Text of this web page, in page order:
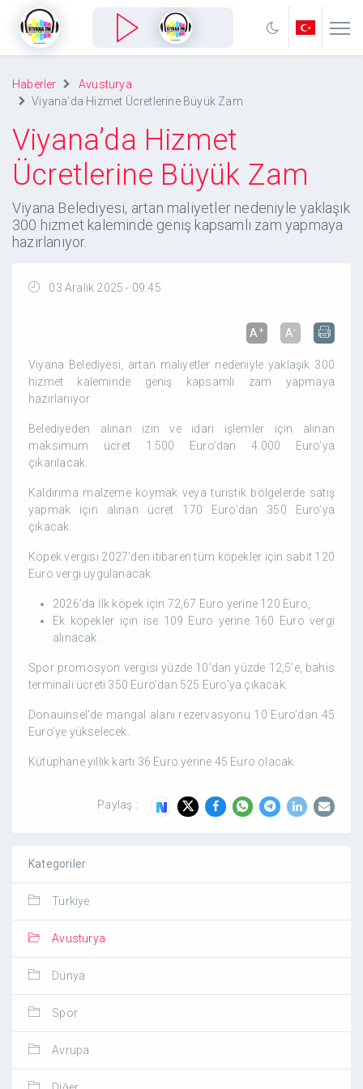
Haberler
Avusturya
Viyana’da Hizmet Ücretlerine Büyük Zam
Viyana’da Hizmet
Ücretlerine Büyük Zam
Viyana Belediyesi, artan maliyetler nedeniyle yaklaşık
300 hizmet kaleminde geniş kapsamlı zam yapmaya
hazırlanıyor.
03 Aralık 2025 - 09:45
A+ A-
Viyana Belediyesi, artan maliyetler nedeniyle yaklaşık 300
hizmet kaleminde geniş kapsamlı zam yapmaya
hazırlanıyor.
Belediyeden alınan izin ve idari işlemler için alınan
maksimum ücret 1.500 Euro’dan 4.000 Euro’ya
çıkarılacak.
Kaldırıma malzeme koymak veya turistik bölgelerde satış
yapmak için alınan ücret 170 Euro’dan 350 Euro’ya
çıkacak.
Köpek vergisi 2027’den itibaren tüm köpekler için sabit 120
Euro vergi uygulanacak.
2026’da İlk köpek için 72,67 Euro yerine 120 Euro,
Ek köpekler için ise 109 Euro yerine 160 Euro vergi
alınacak.
Spor promosyon vergisi yüzde 10’dan yüzde 12,5’e, bahis
terminali ücreti 350 Euro’dan 525 Euro’ya çıkacak.
Donauinsel’de mangal alanı rezervasyonu 10 Euro’dan 45
Euro’ye yükselecek.
Kütüphane yıllık kartı 36 Euro yerine 45 Euro olacak.
Paylaş :
Kategoriler
Türkiye
Avusturya
Dünya
Spor
Avrupa